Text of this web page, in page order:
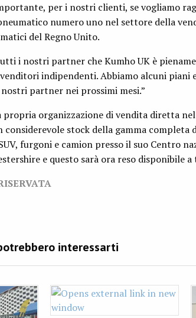
per i nostri clienti, se vogliamo
numero uno nel settore della
del Regno Unito.
i nostri partner che Kumho UK è
indipendenti. Abbiamo alcuni piani
partner nei prossimi mesi.”
organizzazione di vendita diretta
considerevole stock della gamma completa
furgoni e camion presso il suo Centro
e questo sarà ora reso disponibile